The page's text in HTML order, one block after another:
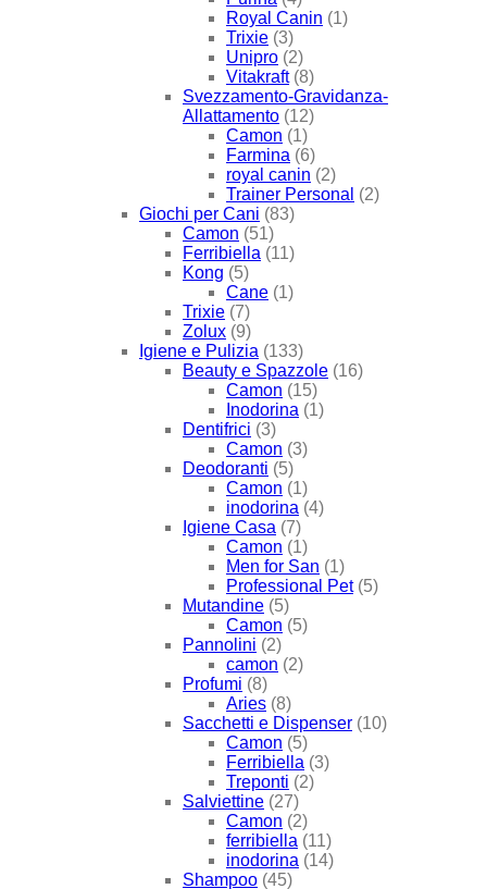
Royal Canin (1)
Trixie (3)
Unipro (2)
Vitakraft (8)
Svezzamento-Gravidanza-
Allattamento (12)
Camon (1)
Farmina (6)
royal canin (2)
Trainer Personal (2)
Giochi per Cani (83)
Camon (51)
Ferribiella (11)
Kong (5)
Cane (1)
Trixie (7)
Zolux (9)
Igiene e Pulizia (133)
Beauty e Spazzole (16)
Camon (15)
Inodorina (1)
Dentifrici (3)
Camon (3)
Deodoranti (5)
Camon (1)
inodorina (4)
Igiene Casa (7)
Camon (1)
Men for San (1)
Professional Pet (5)
Mutandine (5)
Camon (5)
Pannolini (2)
camon (2)
Profumi (8)
Aries (8)
Sacchetti e Dispenser (10)
Camon (5)
Ferribiella (3)
Treponti (2)
Salviettine (27)
Camon (2)
ferribiella (11)
inodorina (14)
Shampoo (45)